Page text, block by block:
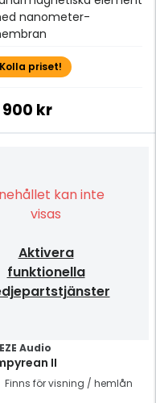
nanometer-
Kolla priset!
900 kr
kan inte
visas
Aktivera
funktionella
Audio
II
Finns för visning / hemlån